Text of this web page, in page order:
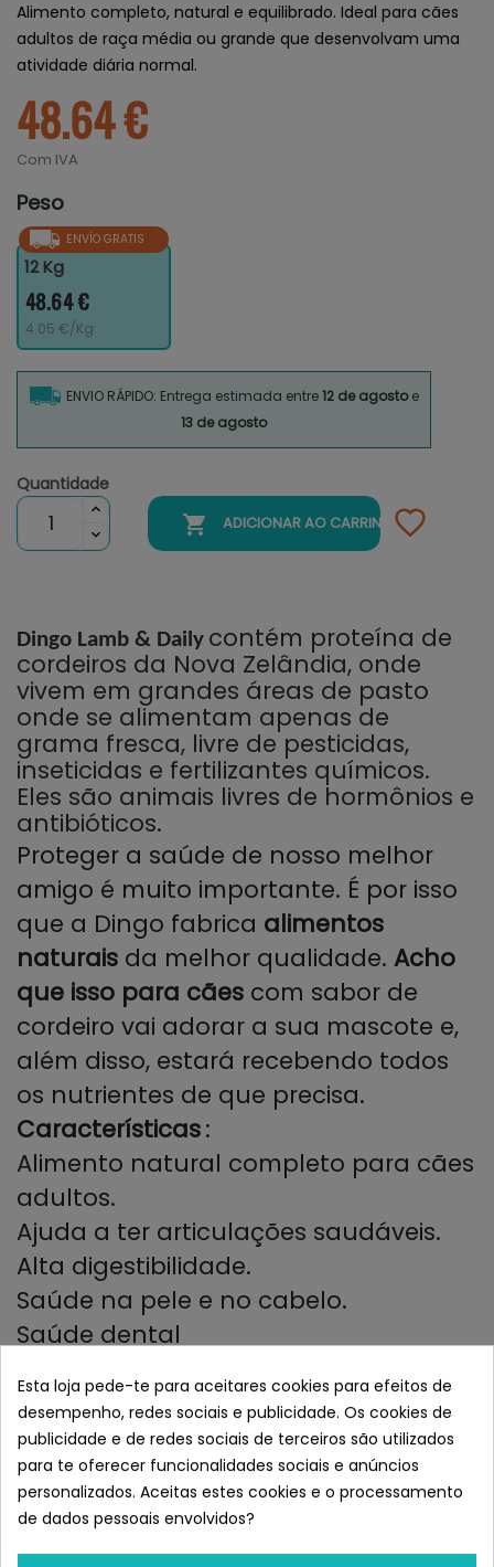
Alimento completo, natural e equilibrado. Ideal para cães
adultos de raça média ou grande que desenvolvam uma
atividade diária normal.
48.64 €
Com IVA
Peso
ENVÍO GRATIS
12 Kg
48.64 €
4.05 €/Kg
ENVIO RÁPIDO: Entrega estimada entre12 de agostoe
13 de agosto
Quantidade
 ADICIONAR AO CARRINHO
Dingo Lamb & Daily contém proteína de
cordeiros da Nova Zelândia, onde
vivem em grandes áreas de pasto
onde se alimentam apenas de
grama fresca, livre de pesticidas,
inseticidas e fertilizantes químicos.
Eles são animais livres de hormônios e
antibióticos.
Proteger a saúde de nosso melhor
amigo é muito importante. É por isso
que a Dingo fabrica alimentos
naturais da melhor qualidade. Acho
que isso para cães com sabor de
cordeiro vai adorar a sua mascote e,
além disso, estará recebendo todos
os nutrientes de que precisa.
Características:
Alimento natural completo para cães
adultos.
Ajuda a ter articulações saudáveis.
Alta digestibilidade.
Saúde na pele e no cabelo.
Saúde dental
Composição : proteína de porco
desidratada, milho, proteína de
frango desidratada, gordura de
frango (fonte de ômega 6), polpa de
Esta loja pede-te para aceitares cookies para efeitos de
desempenho, redes sociais e publicidade. Os cookies de
publicidade e de redes sociais de terceiros são utilizados
para te oferecer funcionalidades sociais e anúncios
personalizados. Aceitas estes cookies e o processamento
de dados pessoais envolvidos?